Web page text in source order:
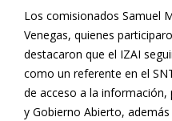
Los comisionados Samuel
Venegas, quienes
destacaron que el IZAI
como un referente en el
de acceso a la
y Gobierno Abierto,